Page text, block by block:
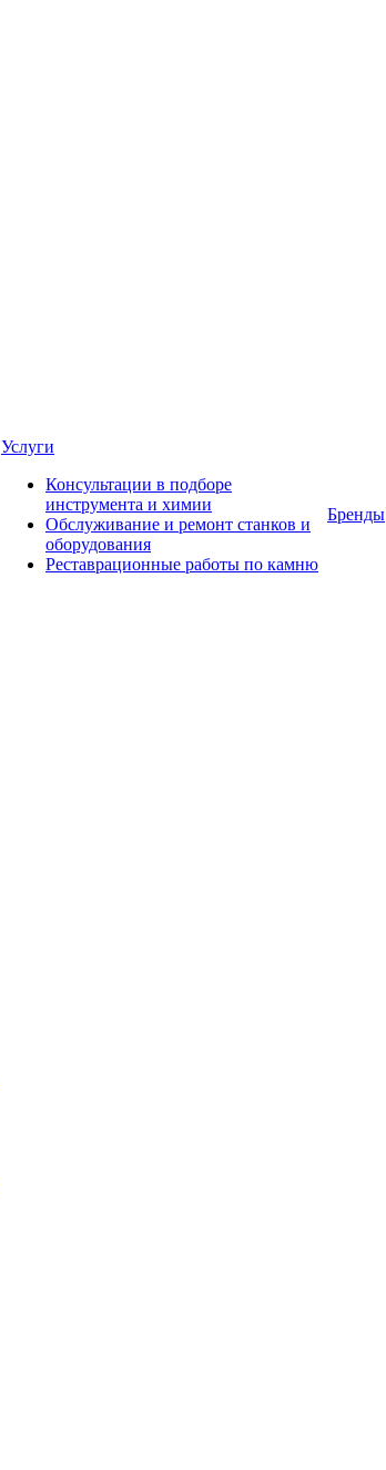
Услуги
Консультации в подборе
инструмента и химии
Обслуживание и ремонт станков и
оборудования
Реставрационные работы по камню
Бренды